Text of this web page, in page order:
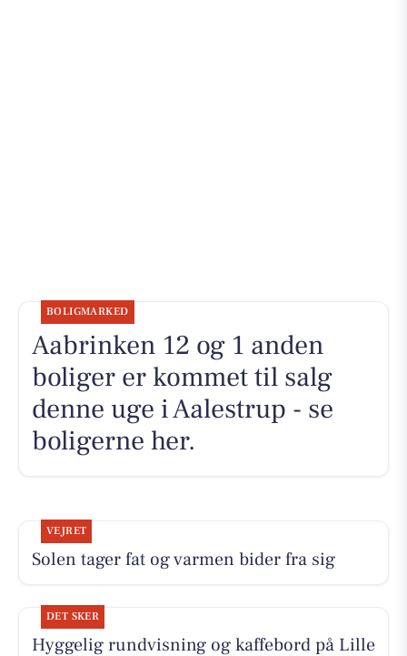
BOLIGMARKED
Aabrinken 12 og 1 anden
boliger er kommet til salg
denne uge i Aalestrup - se
boligerne her.
VEJRET
Solen tager fat og varmen bider fra sig
DET SKER
Hyggelig rundvisning og kaffebord på Lille